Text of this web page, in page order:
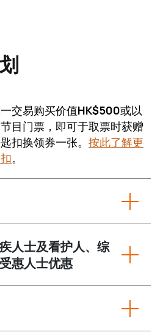
交易购买价值HK$500或以
目门票，即可于取票时获赠
扣换领券一张。 按此了解更
。
人士及看护人、综
惠人士优惠